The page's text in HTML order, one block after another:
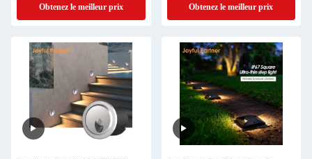
Obtenez le meilleur prix
Obtenez le meilleur prix